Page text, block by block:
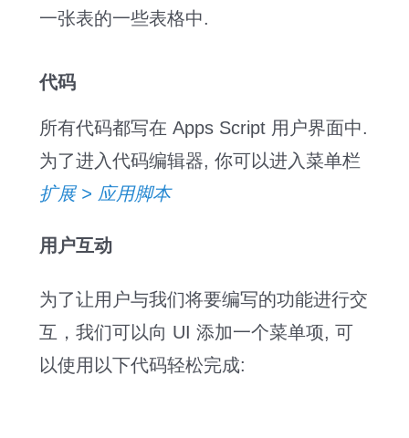
一张表的一些表格中.
代码
所有代码都写在 Apps Script 用户界面中.
为了进入代码编辑器, 你可以进入菜单栏
扩展 > 应用脚本
用户互动
为了让用户与我们将要编写的功能进行交
互，我们可以向 UI 添加一个菜单项, 可
以使用以下代码轻松完成: